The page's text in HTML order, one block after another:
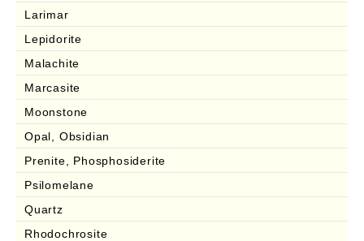
Larimar
Lepidorite
Malachite
Marcasite
Moonstone
Opal, Obsidian
Prenite, Phosphosiderite
Psilomelane
Quartz
Rhodochrosite